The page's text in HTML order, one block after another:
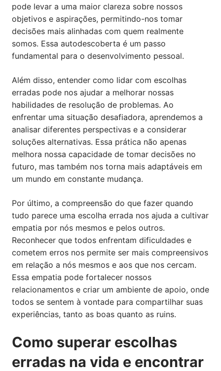
pode levar a uma maior clareza sobre nossos
objetivos e aspirações, permitindo-nos tomar
decisões mais alinhadas com quem realmente
somos. Essa autodescoberta é um passo
fundamental para o desenvolvimento pessoal.
Além disso, entender como lidar com escolhas
erradas pode nos ajudar a melhorar nossas
habilidades de resolução de problemas. Ao
enfrentar uma situação desafiadora, aprendemos a
analisar diferentes perspectivas e a considerar
soluções alternativas. Essa prática não apenas
melhora nossa capacidade de tomar decisões no
futuro, mas também nos torna mais adaptáveis em
um mundo em constante mudança.
Por último, a compreensão do que fazer quando
tudo parece uma escolha errada nos ajuda a cultivar
empatia por nós mesmos e pelos outros.
Reconhecer que todos enfrentam dificuldades e
cometem erros nos permite ser mais compreensivos
em relação a nós mesmos e aos que nos cercam.
Essa empatia pode fortalecer nossos
relacionamentos e criar um ambiente de apoio, onde
todos se sentem à vontade para compartilhar suas
experiências, tanto as boas quanto as ruins.
Como superar escolhas
erradas na vida e encontrar